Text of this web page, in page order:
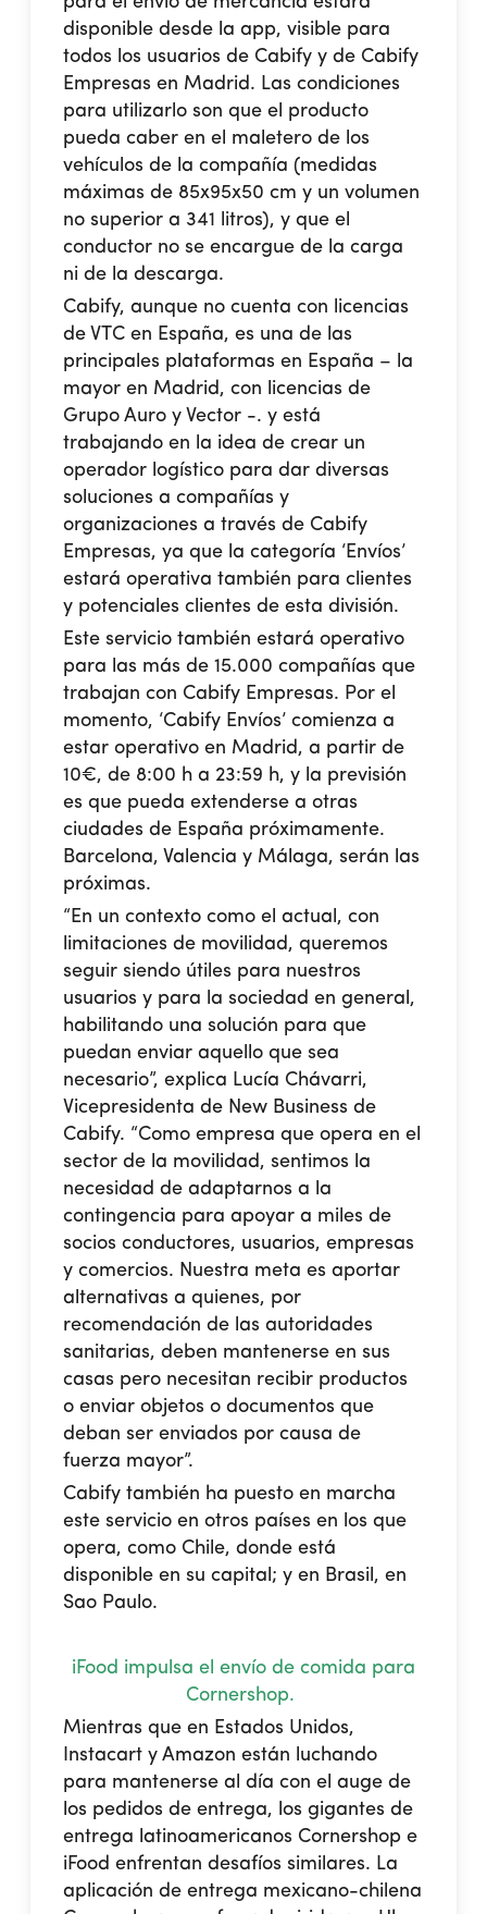
disponible desde la app, visible para
todos los usuarios de Cabify y de Cabify
Empresas en Madrid. Las condiciones
para utilizarlo son que el producto
pueda caber en el maletero de los
vehículos de la compañía (medidas
máximas de 85x95x50 cm y un volumen
no superior a 341 litros), y que el
conductor no se encargue de la carga
ni de la descarga.
Cabify, aunque no cuenta con licencias
de VTC en España, es una de las
principales plataformas en España – la
mayor en Madrid, con licencias de
Grupo Auro y Vector -. y está
trabajando en la idea de crear un
operador logístico para dar diversas
soluciones a compañías y
organizaciones a través de Cabify
Empresas, ya que la categoría ‘Envíos’
estará operativa también para clientes
y potenciales clientes de esta división.
Este servicio también estará operativo
para las más de 15.000 compañías que
trabajan con Cabify Empresas. Por el
momento, ‘Cabify Envíos’ comienza a
estar operativo en Madrid, a partir de
10€, de 8:00 h a 23:59 h, y la previsión
es que pueda extenderse a otras
ciudades de España próximamente.
Barcelona, Valencia y Málaga, serán las
próximas.
“En un contexto como el actual, con
limitaciones de movilidad, queremos
seguir siendo útiles para nuestros
usuarios y para la sociedad en general,
habilitando una solución para que
puedan enviar aquello que sea
necesario”, explica Lucía Chávarri,
Vicepresidenta de New Business de
Cabify. “Como empresa que opera en el
sector de la movilidad, sentimos la
necesidad de adaptarnos a la
contingencia para apoyar a miles de
socios conductores, usuarios, empresas
y comercios. Nuestra meta es aportar
alternativas a quienes, por
recomendación de las autoridades
sanitarias, deben mantenerse en sus
casas pero necesitan recibir productos
o enviar objetos o documentos que
deban ser enviados por causa de
fuerza mayor”.
Cabify también ha puesto en marcha
este servicio en otros países en los que
opera, como Chile, donde está
disponible en su capital; y en Brasil, en
Sao Paulo.
iFood impulsa el envío de comida para
Cornershop.
Mientras que en Estados Unidos,
Instacart y Amazon están luchando
para mantenerse al día con el auge de
los pedidos de entrega, los gigantes de
entrega latinoamericanos Cornershop e
iFood enfrentan desafíos similares. La
aplicación de entrega mexicano-chilena